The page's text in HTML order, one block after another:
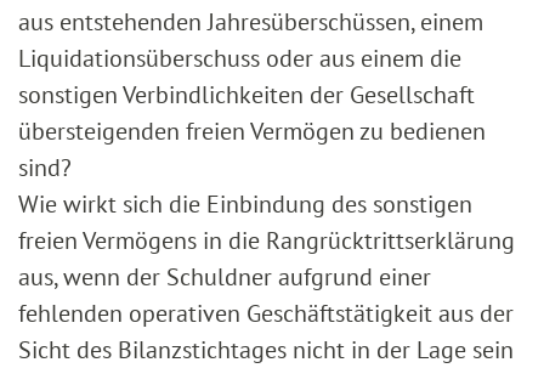
aus entstehenden Jahresüberschüssen, einem
Liquidationsüberschuss oder aus einem die
sonstigen Verbindlichkeiten der Gesellschaft
übersteigenden freien Vermögen zu bedienen
sind?
Wie wirkt sich die Einbindung des sonstigen
freien Vermögens in die Rangrücktrittserklärung
aus, wenn der Schuldner aufgrund einer
fehlenden operativen Geschäftstätigkeit aus der
Sicht des Bilanzstichtages nicht in der Lage sein